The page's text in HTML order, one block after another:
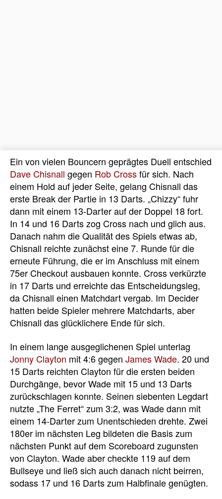
Ein von vielen Bouncern geprägtes Duell entschied
Dave Chisnall gegen Rob Crossfür sich. Nach
einem Hold auf jeder Seite, gelang Chisnall das
erste Break der Partie in 13 Darts. „Chizzy“ fuhr
dann mit einem 13-Darter auf der Doppel 18 fort.
In 14 und 16 Darts zog Cross nach und glich aus.
Danach nahm die Qualität des Spiels etwas ab,
Chisnall reichte zunächst eine 7. Runde für die
erneute Führung, die er im Anschluss mit einem
75er Checkout ausbauen konnte. Cross verkürzte
in 17 Darts und erreichte das Entscheidungsleg,
da Chisnall einen Matchdart vergab. Im Decider
hatten beide Spieler mehrere Matchdarts, aber
Chisnall das glücklichere Ende für sich.
In einem lange ausgeglichenen Spiel unterlag
Jonny Clayton mit 4:6 gegen James Wade. 20 und
15 Darts reichten Clayton für die ersten beiden
Durchgänge, bevor Wade mit 15 und 13 Darts
zurückschlagen konnte. Seinen siebenten Legdart
nutzte „The Ferret“ zum 3:2, was Wade dann mit
einem 14-Darter zum Unentschieden drehte. Zwei
180er im nächsten Leg bildeten die Basis zum
nächsten Punkt auf dem Scoreboard zugunsten
von Clayton. Wade aber checkte 119 auf dem
Bullseye und ließ sich auch danach nicht beirren,
sodass 17 und 16 Darts zum Halbfinale genügten.